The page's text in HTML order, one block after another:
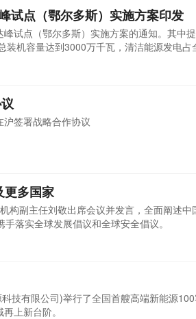
试点（鄂尔多斯）实施方案印发
试点（鄂尔多斯）实施方案的通知。其中
机容量达到3000万千瓦，清洁能源发电占
地区生产总值二氧化碳排放下降17.5%，一
产值比重达到6.6%。到2030年，持证在产
签署战略合作协议
更多国家
构副主任刘敬出席会议并发言，全面阐述中
落实全球发展倡议和全球安全倡议。
技有限公司)举行了全国首艘高端新能源
上新台阶。